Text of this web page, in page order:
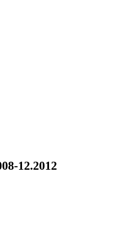
12.2012